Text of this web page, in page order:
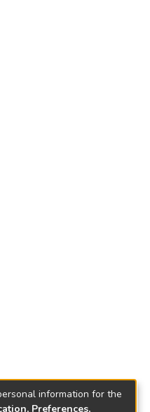
information for the
Preferences,